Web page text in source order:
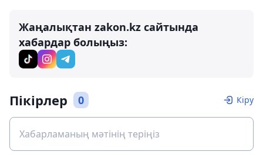
Жаңалықтан zakon.kz сайтында
хабардар болыңыз:
Пікірлер 0 Кіру